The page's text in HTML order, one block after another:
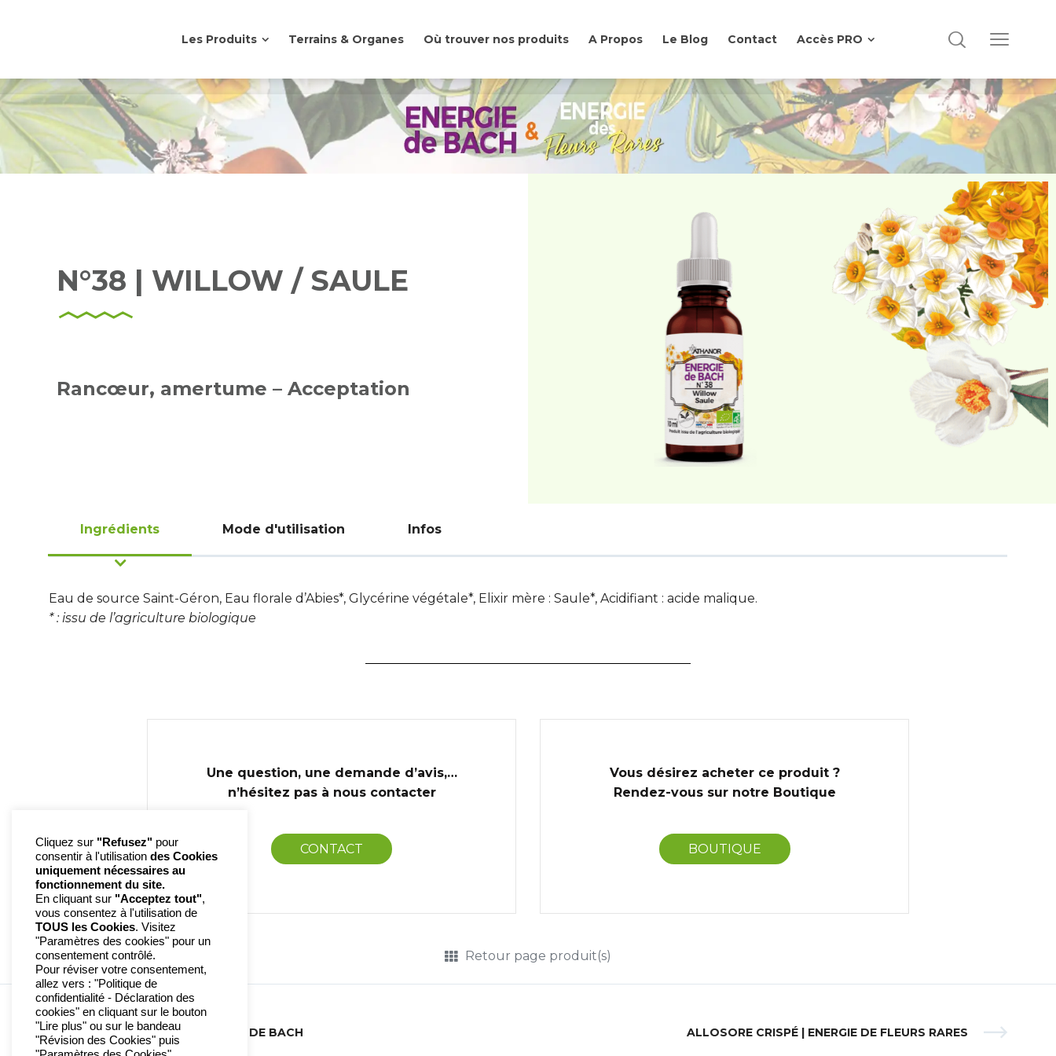
Les Produits Terrains & Organes Où trouver nos produits A Propos Le Blog Contact Accès PRO
N°38 | WILLOW / SAULE
Rancœur, amertume – Acceptation
Ingrédients Mode d'utilisation Infos
Eau de source Saint-Géron, Eau florale d’Abies*, Glycérine végétale*, Elixir mère : Saule*, Acidifiant : acide malique.
* : issu de l’agriculture biologique
Une question, une demande d’avis,…
n’hésitez pas à nous contacter
CONTACT
Vous désirez acheter ce produit ?
Rendez-vous sur notre Boutique
BOUTIQUE
Retour page produit(s)
N°37 ÉGLANTIER | ENERGIE DE BACH ALLOSORE CRISPÉ | ENERGIE DE FLEURS RARES
Cliquez sur "Refusez" pour
consentir à l'utilisation des Cookies
uniquement nécessaires au
fonctionnement du site.
En cliquant sur "Acceptez tout",
vous consentez à l'utilisation de
TOUS les Cookies. Visitez
"Paramètres des cookies" pour un
consentement contrôlé.
Pour réviser votre consentement,
allez vers : "Politique de
confidentialité - Déclaration des
cookies" en cliquant sur le bouton
"Lire plus" ou sur le bandeau
"Révision des Cookies" puis